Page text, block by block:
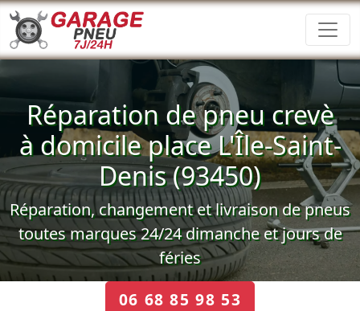
Réparation de pneu crevè
à domicile place L'Île-Saint-
Denis (93450)
Réparation, changement et livraison de pneus
toutes marques 24/24 dimanche et jours de
féries
06 68 85 98 53